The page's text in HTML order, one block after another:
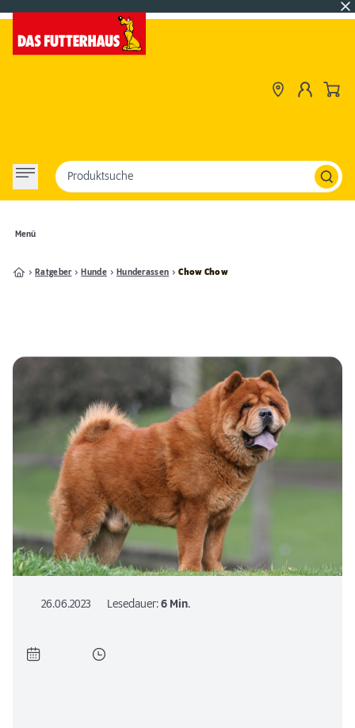
Menü
Produktsuche
Ratgeber Hunde Hunderassen Chow Chow
26.06.2023 Lesedauer:6 Min.